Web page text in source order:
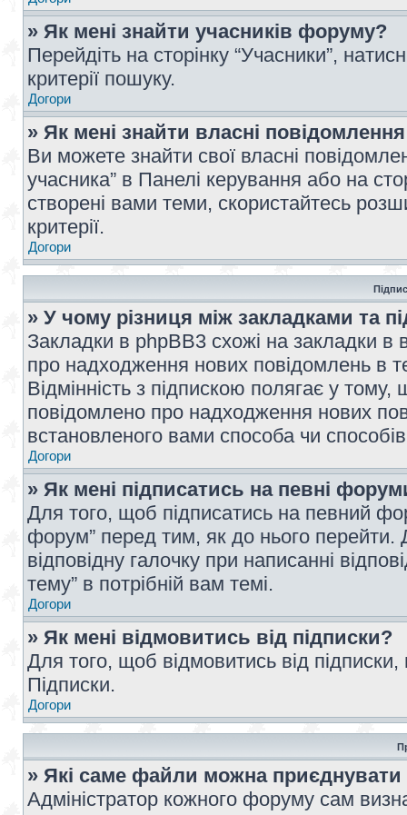
» Як мені знайти учасників форуму?
Перейдіть на сторінку “Учасники”,
критерії пошуку.
Догори
» Як мені знайти власні
Ви можете знайти свої власні
учасника” в Панелі керування або на
створені вами теми, скористайтесь
критерії.
Догори
» У чому різниця між закладками та
Закладки в phpBB3 схожі на закладки
про надходження нових повідомлень в
Відмінність з підпискою полягає у
повідомлено про надходження нових
встановленого вами способа чи
Догори
» Як мені підписатись на певні
Для того, щоб підписатись на певний
форум” перед тим, як до нього перейти.
відповідну галочку при написанні
тему” в потрібній вам темі.
Догори
» Як мені відмовитись від підписки?
Для того, щоб відмовитись від
Підписки.
Догори
» Які саме файли можна
Адміністратор кожного форуму сам